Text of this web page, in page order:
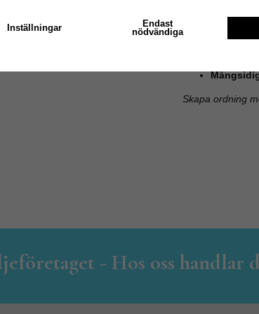
moderna
Storlek:
Skapa ordning
- Hos oss handlar
Inställningar
Endast
nödvändiga